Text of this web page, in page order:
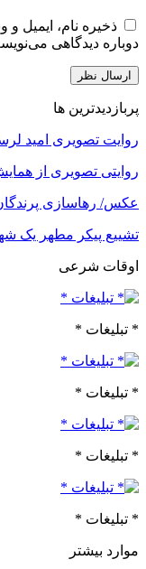
ذخیره نام، ایمیل
دوباره دیدگاهی
پربازدیدترین ها
روایت تصویری امید
روایتی تصویری از
عکس/ رهاسازی
تشییع پیکر مطهر یک
اوقات شرعی
* تبلیغات *
* تبلیغات *
* تبلیغات *
* تبلیغات *
موارد بیشتر